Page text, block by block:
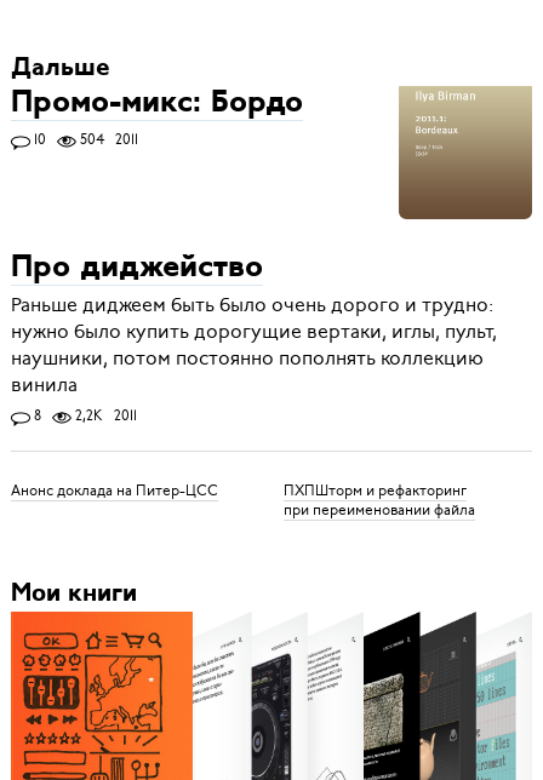
Дальше
Промо-микс: Бордо
10 504 2011
Про диджейство
Раньше диджеем быть было очень дорого и трудно:
нужно было купить дорогущие вертаки, иглы, пульт,
наушники, потом постоянно пополнять коллекцию
винила
8 2,2K 2011
Анонс доклада на Питер-ЦСС
ПХПШторм и рефакторинг
при переименовании файла
Мои книги